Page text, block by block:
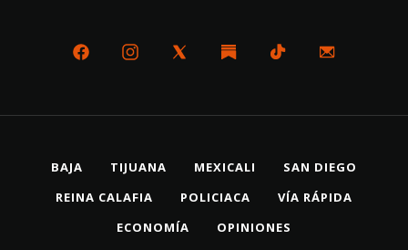
BAJA TIJUANA MEXICALI
SAN DIEGO
REINA CALAFIA
POLICIACA
VÍA RÁPIDA
ECONOMÍA
OPINIONES